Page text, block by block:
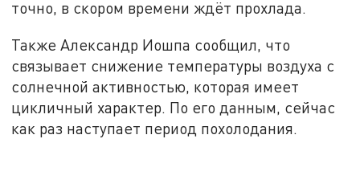
точно, в скором времени ждёт прохлада.
Также Александр Иошпа сообщил, что
связывает снижение температуры воздуха с
солнечной активностью, которая имеет
цикличный характер. По его данным, сейчас
как раз наступает период похолодания.